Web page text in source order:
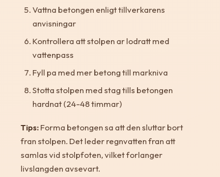
Vattna betongen enligt tillverkarens
anvisningar
Kontrollera att stolpen ar lodratt med
vattenpass
Fyll pa med mer betong till markniva
Stotta stolpen med stag tills betongen
hardnat (24-48 timmar)
Tips:Forma betongen sa att den sluttar bort
fran stolpen. Det leder regnvatten fran att
samlas vid stolpfoten, vilket forlanger
livslangden avsevart.